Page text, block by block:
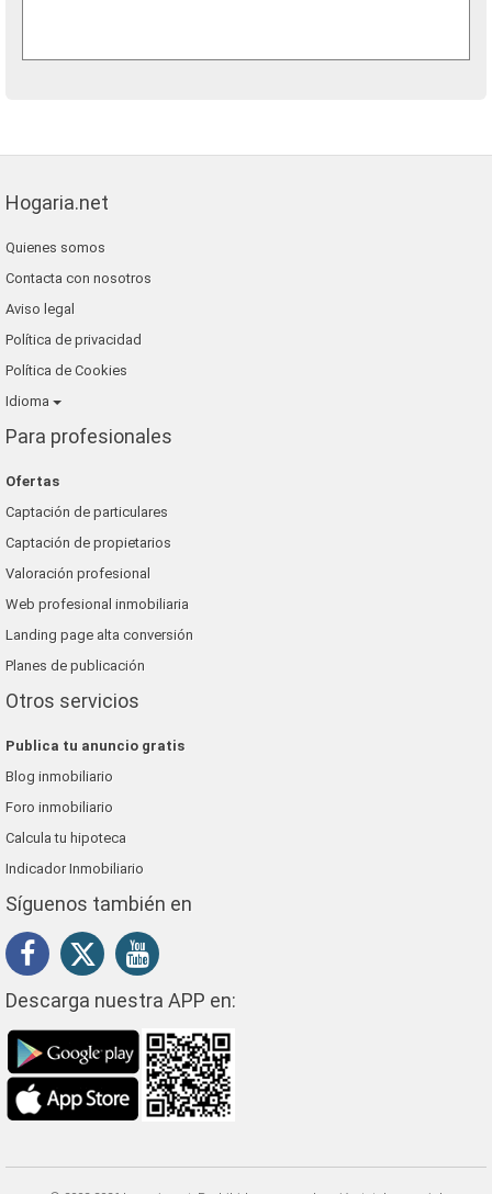
Hogaria.net
Quienes somos
Contacta con nosotros
Aviso legal
Política de privacidad
Política de Cookies
Idioma
Para profesionales
Ofertas
Captación de particulares
Captación de propietarios
Valoración profesional
Web profesional inmobiliaria
Landing page alta conversión
Planes de publicación
Otros servicios
Publica tu anuncio gratis
Blog inmobiliario
Foro inmobiliario
Calcula tu hipoteca
Indicador Inmobiliario
Síguenos también en
Descarga nuestra APP en: